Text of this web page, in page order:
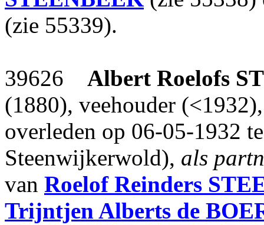
(zie 55339).
39626 Albert Roelofs
(1880), veehouder
overleden op 06-05-1932
Steenwijkerwold), als
van Roelof Reinders
Trijntjen Alberts de